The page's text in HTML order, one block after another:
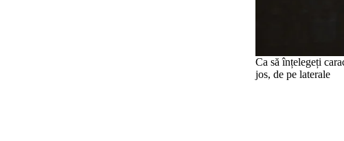
Ca să înțelegeți
jos, de pe laterale